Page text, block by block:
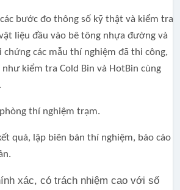
bước đo thông số kỹ thật và kiểm tra
liệu đầu vào bê tông nhựa đường và
chứng các mẫu thí nghiệm đã thi công,
kiểm tra Cold Bin và HotBin cùng
thí nghiệm trạm.
quả, lập biên bản thí nghiệm, báo cáo
xác, có trách nhiệm cao với số